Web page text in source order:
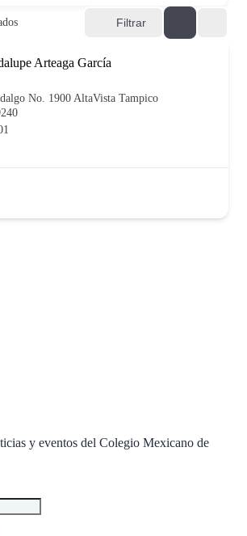
Filtrar
Arteaga García
No. 1900 AltaVista Tampico
y eventos del Colegio Mexicano de